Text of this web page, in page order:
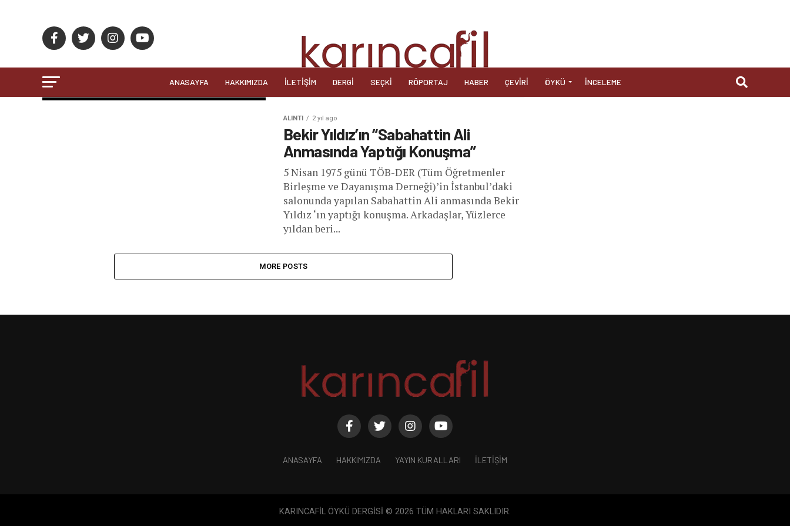
ANASAYFA HAKKIMIZDA İLETIŞIM DERGI SEÇKI RÖPORTAJ HABER ÇEVIRI ÖYKÜ İNCELEME
ALINTI 2 yıl ago
Bekir Yıldız’ın “Sabahattin Ali
Anmasında Yaptığı Konuşma”
5 Nisan 1975 günü TÖB-DER (Tüm Öğretmenler
Birleşme ve Dayanışma Derneği)’in İstanbul’daki
salonunda yapılan Sabahattin Ali anmasında Bekir
Yıldız ‘ın yaptığı konuşma. Arkadaşlar, Yüzlerce
yıldan beri...
MORE POSTS
ANASAYFA HAKKIMIZDA YAYIN KURALLARI İLETIŞIM
KARINCAFİL ÖYKÜ DERGİSİ © 2026 TÜM HAKLARI SAKLIDIR.